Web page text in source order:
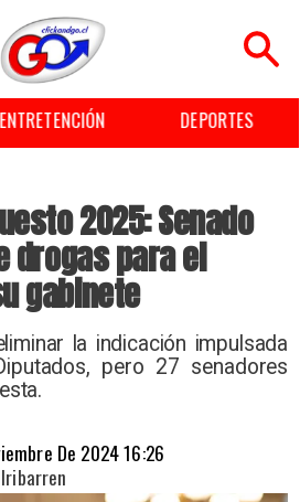
ENTRETENCIÓN DEPORTES
2025: Senado
para el
gabinete
la indicación impulsada
pero 27 senadores
De 2024 16:26